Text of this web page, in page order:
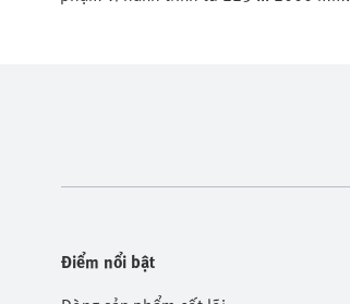
Điểm nổi bật